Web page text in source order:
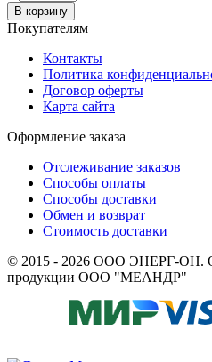
В корзину
Покупателям
Контакты
Политика
Договор оферты
Карта сайта
Оформление заказа
Отслеживание заказов
Способы оплаты
Способы доставки
Обмен и возврат
Стоимость доставки
© 2015 - 2026 ООО ЭНЕРГ-ОН.
продукции ООО "МЕАНДР"